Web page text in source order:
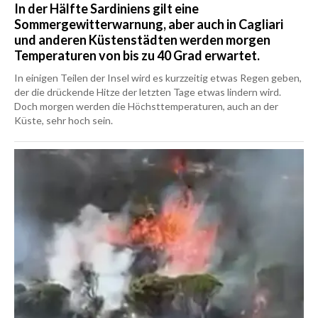
In der Hälfte Sardiniens gilt eine
Sommergewitterwarnung, aber auch in Cagliari
und anderen Küstenstädten werden morgen
Temperaturen von bis zu 40 Grad erwartet.
In einigen Teilen der Insel wird es kurzzeitig etwas Regen geben,
der die drückende Hitze der letzten Tage etwas lindern wird.
Doch morgen werden die Höchsttemperaturen, auch an der
Küste, sehr hoch sein.